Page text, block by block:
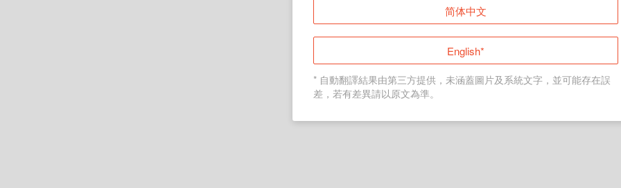
返回首頁
简体中文
English*
* 自動翻譯結果由第三方提供，未涵蓋圖片及系統文字，並可能存在誤
差，若有差異請以原文為準。